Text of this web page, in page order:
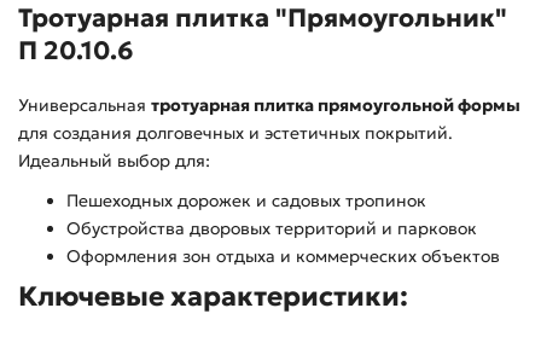
Тротуарная плитка "Прямоугольник"
П 20.10.6
Универсальная тротуарная плитка прямоугольной формы
для создания долговечных и эстетичных покрытий.
Идеальный выбор для:
Пешеходных дорожек и садовых тропинок
Обустройства дворовых территорий и парковок
Оформления зон отдыха и коммерческих объектов
Ключевые характеристики: